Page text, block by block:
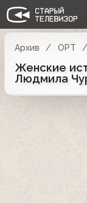
Архив ОРТ
Женские
Людмила